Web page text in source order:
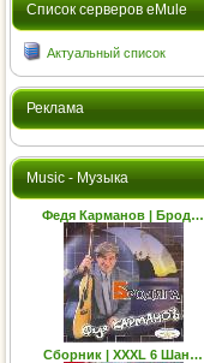
Cписок серверов eMule
Актуальный список
Реклама
Music - Музыка
Федя Карманов | Брод…
Сборник | XXXL 6 Шан…